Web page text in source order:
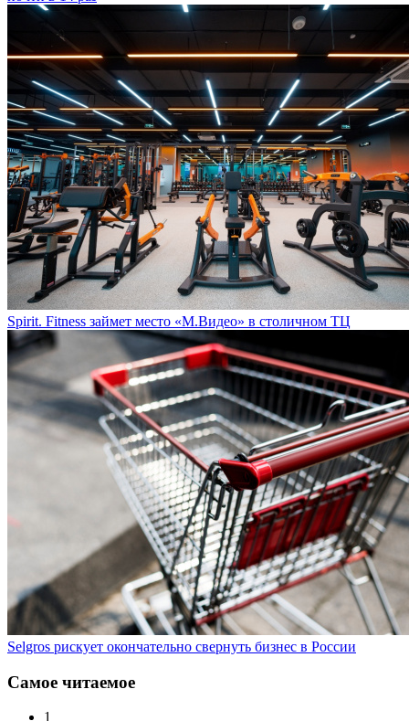
почти в 14 раз
Spirit. Fitness займет место «М.Видео» в столичном ТЦ
Selgros рискует окончательно свернуть бизнес в России
Самое читаемое